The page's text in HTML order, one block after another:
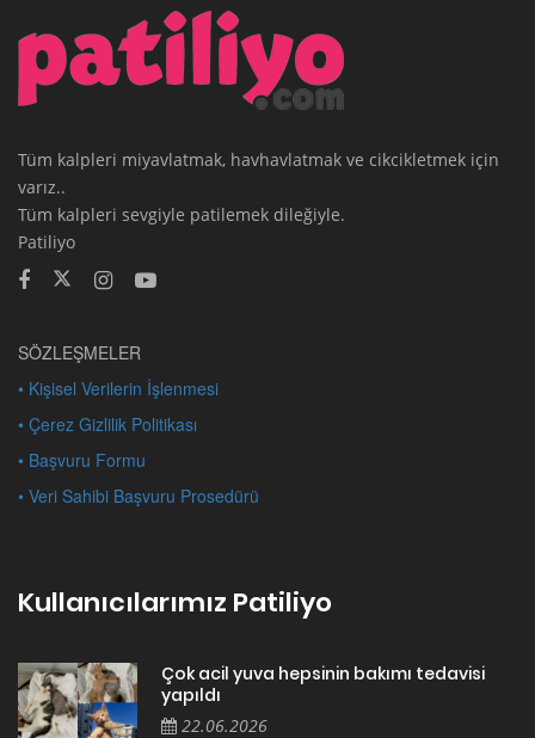
Tüm kalpleri miyavlatmak, havhavlatmak ve cikcikletmek için
varız..
Tüm kalpleri sevgiyle patilemek dileğiyle.
Patiliyo
SÖZLEŞMELER
• Kişisel Verilerin İşlenmesi
• Çerez Gizlilik Politikası
• Başvuru Formu
• Veri Sahibi Başvuru Prosedürü
Kullanıcılarımız Patiliyo
Çok acil yuva hepsinin bakımı tedavisi
yapıldı
22.06.2026